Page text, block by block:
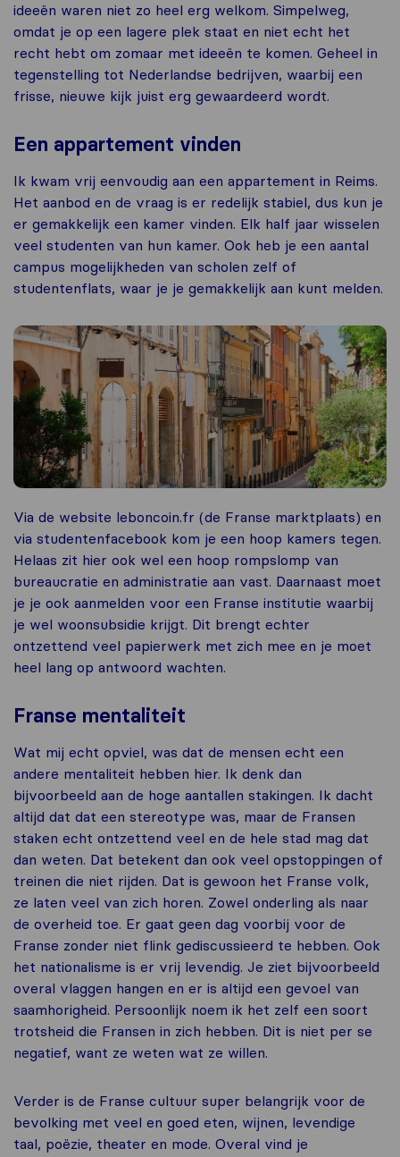
ideeën waren niet zo heel erg welkom. Simpelweg,
omdat je op een lagere plek staat en niet echt het
recht hebt om zomaar met ideeën te komen. Geheel in
tegenstelling tot Nederlandse bedrijven, waarbij een
frisse, nieuwe kijk juist erg gewaardeerd wordt.
Een appartement vinden
Ik kwam vrij eenvoudig aan een appartement in Reims.
Het aanbod en de vraag is er redelijk stabiel, dus kun je
er gemakkelijk een kamer vinden. Elk half jaar wisselen
veel studenten van hun kamer. Ook heb je een aantal
campus mogelijkheden van scholen zelf of
studentenflats, waar je je gemakkelijk aan kunt melden.
Via de website leboncoin.fr (de Franse marktplaats) en
via studentenfacebook kom je een hoop kamers tegen.
Helaas zit hier ook wel een hoop rompslomp van
bureaucratie en administratie aan vast. Daarnaast moet
je je ook aanmelden voor een Franse institutie waarbij
je wel woonsubsidie krijgt. Dit brengt echter
ontzettend veel papierwerk met zich mee en je moet
heel lang op antwoord wachten.
Franse mentaliteit
Wat mij echt opviel, was dat de mensen echt een
andere mentaliteit hebben hier. Ik denk dan
bijvoorbeeld aan de hoge aantallen stakingen. Ik dacht
altijd dat dat een stereotype was, maar de Fransen
staken echt ontzettend veel en de hele stad mag dat
dan weten. Dat betekent dan ook veel opstoppingen of
treinen die niet rijden. Dat is gewoon het Franse volk,
ze laten veel van zich horen. Zowel onderling als naar
de overheid toe. Er gaat geen dag voorbij voor de
Franse zonder niet flink gediscussieerd te hebben. Ook
het nationalisme is er vrij levendig. Je ziet bijvoorbeeld
overal vlaggen hangen en er is altijd een gevoel van
saamhorigheid. Persoonlijk noem ik het zelf een soort
trotsheid die Fransen in zich hebben. Dit is niet per se
negatief, want ze weten wat ze willen.
Verder is de Franse cultuur super belangrijk voor de
bevolking met veel en goed eten, wijnen, levendige
taal, poëzie, theater en mode. Overal vind je